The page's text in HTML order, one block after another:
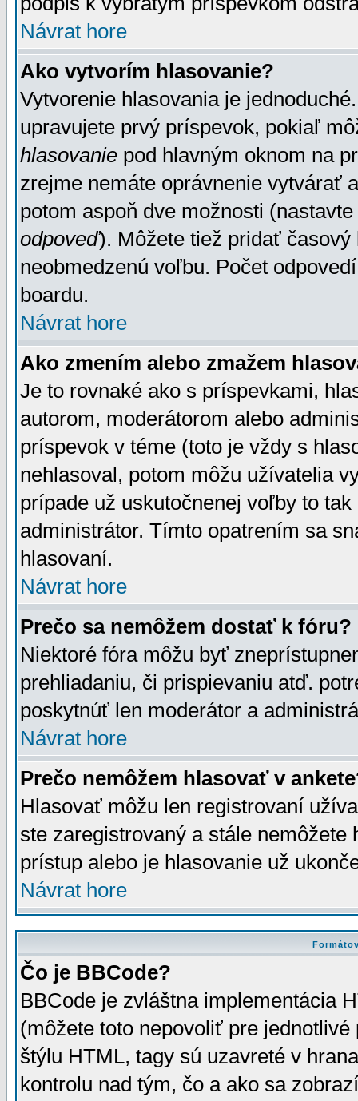
Návrat hore
Ako vytvorím hlasovanie?
Vytvorenie hlasovania je
upravujete prvý príspevok, pokiaľ
hlasovanie pod hlavným oknom na
zrejme nemáte oprávnenie vytvárať
potom aspoň dve možnosti
odpoveď). Môžete tiež pridať
neobmedzenú voľbu. Počet
boardu.
Návrat hore
Ako zmením alebo zmažem
Je to rovnaké ako s príspevkami,
autorom, moderátorom alebo
príspevok v téme (toto je vždy s
nehlasoval, potom môžu užívatelia
prípade už uskutočnenej voľby to
administrátor. Tímto opatrením sa
hlasovaní.
Návrat hore
Prečo sa nemôžem dostať k fóru?
Niektoré fóra môžu byť
prehliadaniu, či prispievaniu atď.
poskytnúť len moderátor a
Návrat hore
Prečo nemôžem hlasovať v
Hlasovať môžu len registrovaní
ste zaregistrovaný a stále
prístup alebo je hlasovanie už
Návrat hore
Čo je BBCode?
BBCode je zvláštna implementácia
(môžete toto nepovoliť pre
štýlu HTML, tagy sú uzavreté v
kontrolu nad tým, čo a ako sa